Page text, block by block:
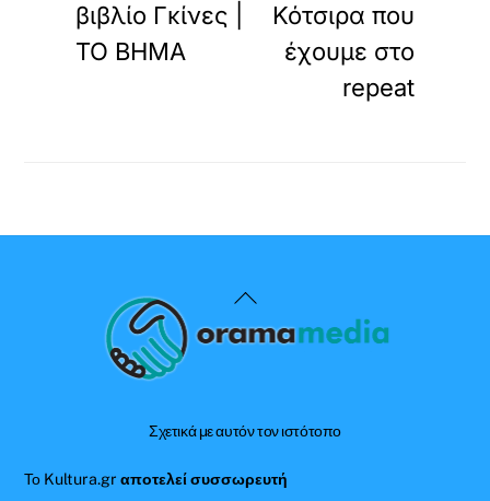
βιβλίο Γκίνες |
ΤΟ ΒΗΜΑ
Κότσιρα που
έχουμε στο
repeat
Back
To
Σχετικά με αυτόν τον ιστότοπο
Το Kultura.grαποτελεί συσσωρευτή